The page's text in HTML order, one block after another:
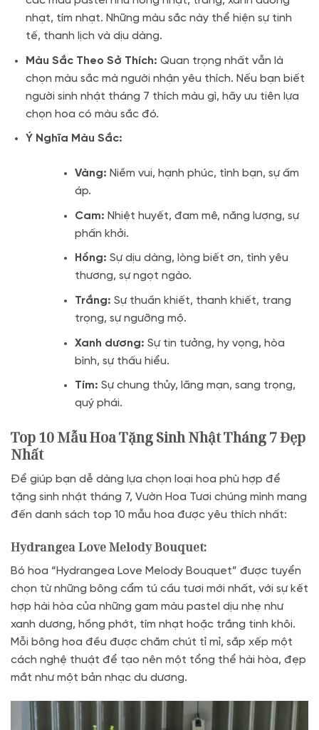
nhạt, tím nhạt. Những màu sắc này thể hiện sự tinh
tế, thanh lịch và dịu dàng.
Màu Sắc Theo Sở Thích: Quan trọng nhất vẫn là
chọn màu sắc mà người nhận yêu thích. Nếu bạn biết
người sinh nhật tháng 7 thích màu gì, hãy ưu tiên lựa
chọn hoa có màu sắc đó.
Ý Nghĩa Màu Sắc:
Vàng: Niềm vui, hạnh phúc, tình bạn, sự ấm
áp.
Cam: Nhiệt huyết, đam mê, năng lượng, sự
phấn khởi.
Hồng: Sự dịu dàng, lòng biết ơn, tình yêu
thương, sự ngọt ngào.
Trắng: Sự thuần khiết, thanh khiết, trang
trọng, sự ngưỡng mộ.
Xanh dương: Sự tin tưởng, hy vọng, hòa
bình, sự thấu hiểu.
Tím: Sự chung thủy, lãng mạn, sang trọng,
quý phái.
Top 10 Mẫu Hoa Tặng Sinh Nhật Tháng 7 Đẹp
Nhất
Để giúp bạn dễ dàng lựa chọn loại hoa phù hợp để
tặng sinh nhật tháng 7, Vườn Hoa Tươi chúng mình mang
đến danh sách top 10 mẫu hoa được yêu thích nhất:
Hydrangea Love Melody Bouquet:
Bó hoa “Hydrangea Love Melody Bouquet” được tuyển
chọn từ những bông cẩm tú cầu tươi mới nhất, với sự kết
hợp hài hòa của những gam màu pastel dịu nhẹ như
xanh dương, hồng phớt, tím nhạt hoặc trắng tinh khôi.
Mỗi bông hoa đều được chăm chút tỉ mỉ, sắp xếp một
cách nghệ thuật để tạo nên một tổng thể hài hòa, đẹp
mắt như một bản nhạc du dương.